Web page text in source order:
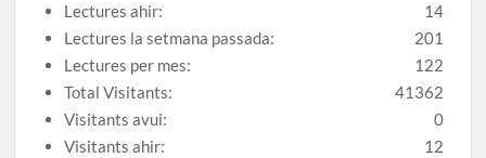
14
Lectures ahir:
201
Lectures la setmana passada:
122
Lectures per mes:
41362
Total Visitants:
0
Visitants avui:
12
Visitants ahir: